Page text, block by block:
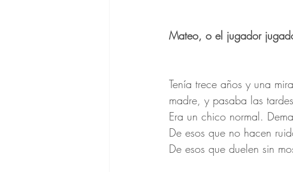
Mateo, o el jugador
Tenía trece años y una
madre, y pasaba las
Era un chico normal.
De esos que no hacen
De esos que duelen sin